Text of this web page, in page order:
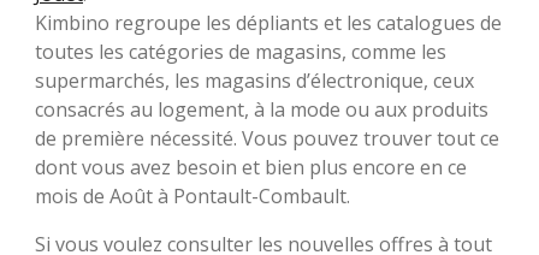
Kimbino regroupe les dépliants et les catalogues de
toutes les catégories de magasins, comme les
supermarchés, les magasins d’électronique, ceux
consacrés au logement, à la mode ou aux produits
de première nécessité. Vous pouvez trouver tout ce
dont vous avez besoin et bien plus encore en ce
mois de Août à Pontault-Combault.
Si vous voulez consulter les nouvelles offres à tout